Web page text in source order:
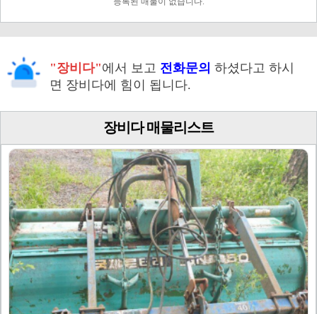
"장비다"에서 보고 전화문의 하셨다고 하시
면 장비다에 힘이 됩니다.
장비다 매물리스트